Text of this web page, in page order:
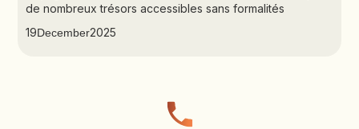
de nombreux trésors accessibles sans formalités
19December2025